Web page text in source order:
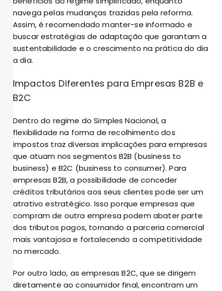
navega pelas mudanças trazidas pela reforma.
Assim, é recomendado manter-se informado e
buscar estratégias de adaptação que garantam a
sustentabilidade e o crescimento na prática do dia
a dia.
Impactos Diferentes para Empresas B2B e
B2C
Dentro do regime do Simples Nacional, a
flexibilidade na forma de recolhimento dos
impostos traz diversas implicações para empresas
que atuam nos segmentos B2B (business to
business) e B2C (business to consumer). Para
empresas B2B, a possibilidade de conceder
créditos tributários aos seus clientes pode ser um
atrativo estratégico. Isso porque empresas que
compram de outra empresa podem abater parte
dos tributos pagos, tornando a parceria comercial
mais vantajosa e fortalecendo a competitividade
no mercado.
Por outro lado, as empresas B2C, que se dirigem
diretamente ao consumidor final, encontram um